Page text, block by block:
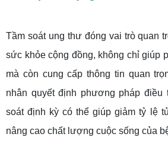
Tầm soát ung thư đóng vai trò quan
sức khỏe cộng đồng, không chỉ giúp
mà còn cung cấp thông tin quan
nhân quyết định phương pháp điều
soát định kỳ có thể giúp giảm tỷ lệ
nâng cao chất lượng cuộc sống của